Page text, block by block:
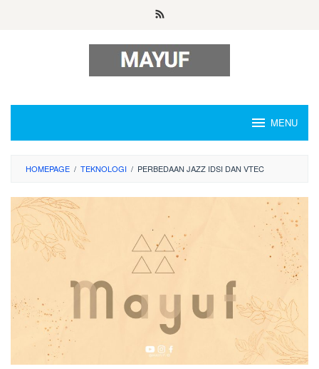
MENU
HOMEPAGE / TEKNOLOGI / PERBEDAAN JAZZ IDSI DAN VTEC